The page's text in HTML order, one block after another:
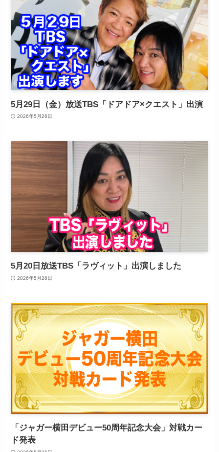
5月29日（金）放送TBS「ドアドア×クエスト」出演
2026年5月26日
5月20日放送TBS「ラヴィット」出演しました
2026年5月26日
「ジャガー横田デビュー50周年記念大会」対戦カー
ド発表